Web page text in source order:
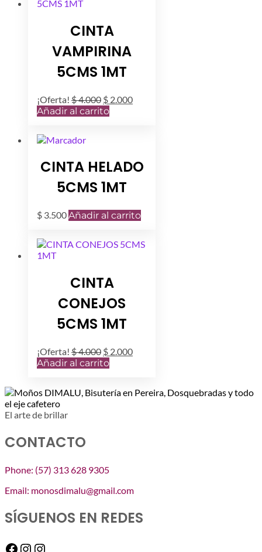
CINTA
VAMPIRINA
5CMS 1MT
¡Oferta! $4.000 El
precio
$ 2.000El
Añadir al carrito
CINTA HELADO
5CMS 1MT
$ 3.500Añadir al carrito
CINTA
CONEJOS
5CMS 1MT
¡Oferta! $4.000 El
precio
$ 4.000.
$ 2.000El
$ 2.000.
Añadir al carrito
El arte de brillar
CONTACTO
Phone: (57) 313 628 9305
Email: monosdimalu@gmail.com
SÍGUENOS EN REDES
Facebook
Instagram
Instagram